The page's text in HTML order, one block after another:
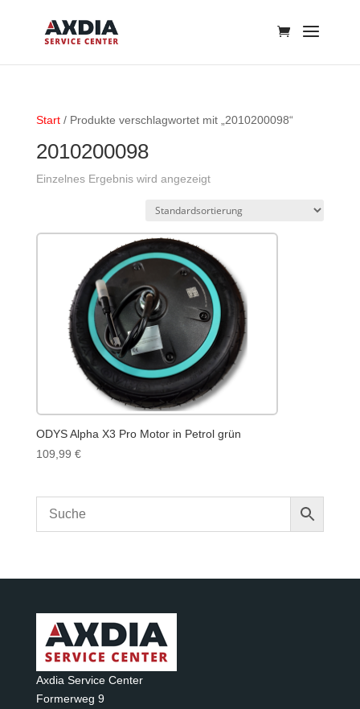
Start/ Produkte verschlagwortet mit „2010200098“
2010200098
Einzelnes Ergebnis wird angezeigt
ODYS Alpha X3 Pro Motor in Petrol grün
109,99 €
Axdia Service Center
Formerweg 9